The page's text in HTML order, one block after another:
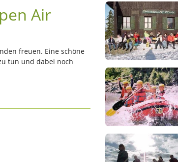
Air
freuen. Eine schöne
tun und dabei noch